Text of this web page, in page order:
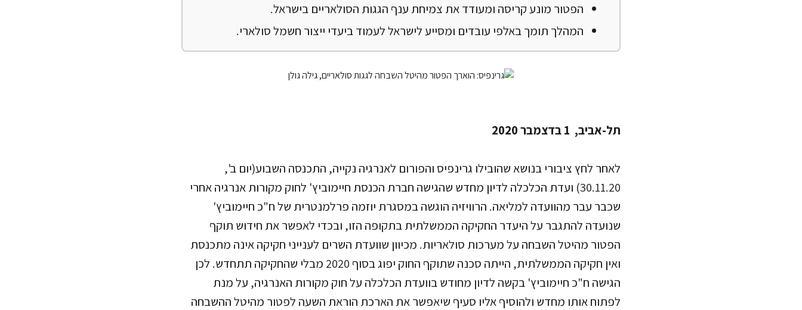
הפטור מונע קריסה ומעודד את צמיחת ענף הגגות הסולאריים בישראל.
המהלך תומך באלפי עובדים ומסייע לישראל לעמוד ביעדי ייצור חשמל סולארי.
תל-אביב, 1 בדצמבר 2020
לאחר לחץ ציבורי בנושא שהובילו גרינפיס והפורום לאנרגיה נקייה, התכנסה השבוע(יום ב',
30.11.20) ועדת הכלכלה לדיון מחדש שהגישה חברת הכנסת חיימוביץ' לחוק מקורות אנרגיה אחרי
שכבר עבר מהוועדה למליאה. הרוויזיה הוגשה במסגרת יוזמה פרלמנטרית של ח"כ חיימוביץ'
שנועדה להתגבר על היעדר החקיקה הממשלתית בתקופה הזו, ובכדי לאפשר את חידוש תוקף
הפטור מהיטל השבחה על מערכות סולאריות. מכיוון שוועדת השרים לענייני חקיקה אינה מתכנסת
ואין חקיקה הממשלתית, הייתה סכנה שתוקף החוק יפוג בסוף 2020 מבלי שהחקיקה תתחדש. לכן
הגישה ח"כ חיימוביץ' בקשה לדיון מחודש בוועדת הכלכלה על חוק מקורות האנרגיה, על מנת
לפתוח אותו מחדש ולהוסיף אליו סעיף שיאפשר את הארכת הוראת השעה לפטור מהיטל ההשבחה